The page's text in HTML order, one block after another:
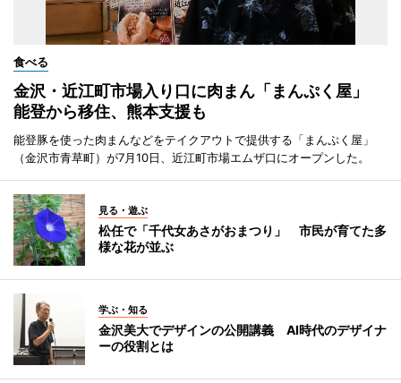
食べる
金沢・近江町市場入り口に肉まん「まんぷく屋」
能登から移住、熊本支援も
能登豚を使った肉まんなどをテイクアウトで提供する「まんぷく屋」
（金沢市青草町）が7月10日、近江町市場エムザ口にオープンした。
見る・遊ぶ
松任で「千代女あさがおまつり」 市民が育てた多
様な花が並ぶ
学ぶ・知る
金沢美大でデザインの公開講義 AI時代のデザイナ
ーの役割とは